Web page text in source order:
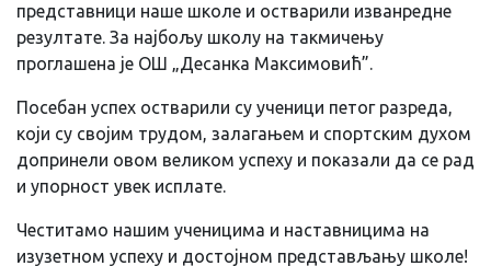
представници наше школе и остварили изванредне
резултате. За најбољу школу на такмичењу
проглашена је ОШ „Десанка Максимовић”.
Посебан успех остварили су ученици петог разреда,
који су својим трудом, залагањем и спортским духом
допринели овом великом успеху и показали да се рад
и упорност увек исплате.
Честитамо нашим ученицима и наставницима на
изузетном успеху и достојном представљању школе!